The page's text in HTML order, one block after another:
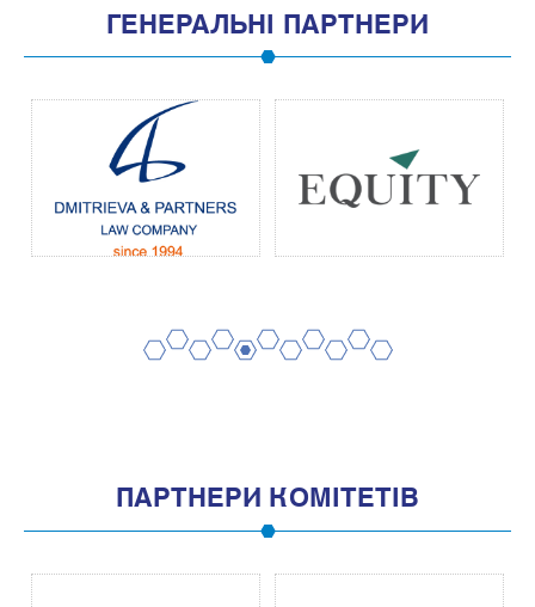
ГЕНЕРАЛЬНІ ПАРТНЕРИ
ПАРТНЕРИ КОМІТЕТІВ